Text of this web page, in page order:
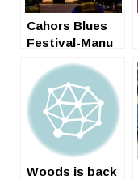
Cahors Blues
Festival-Manu
Friends
Woods is back